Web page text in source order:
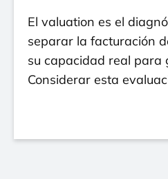
El valuation es el
separar la facturación
su capacidad real para
Considerar esta